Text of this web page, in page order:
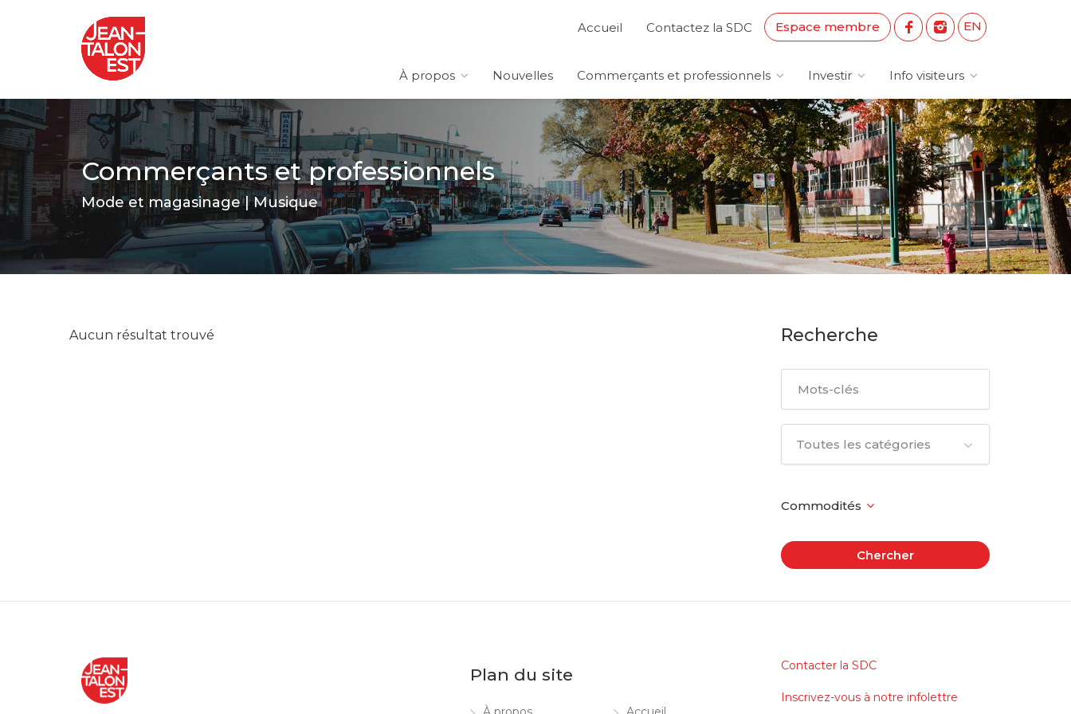
Espace membre EN
Accueil Contactez la SDC
À propos Nouvelles Commerçants et professionnels Investir Info visiteurs
Commerçants et professionnels
Mode et magasinage | Musique
Aucun résultat trouvé Recherche
Toutes les catégories
Chercher
Plan du site Contacter la SDC
Inscrivez-vous à notre infolettre